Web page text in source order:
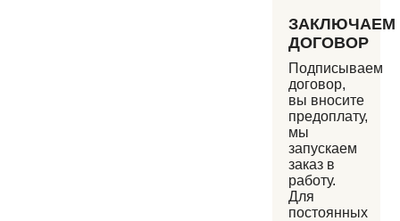
ЗАКЛЮЧАЕМ
ДОГОВОР
Подписываем
договор,
вы вносите
предоплату,
мы
запускаем
заказ в
работу.
Для
постоянных